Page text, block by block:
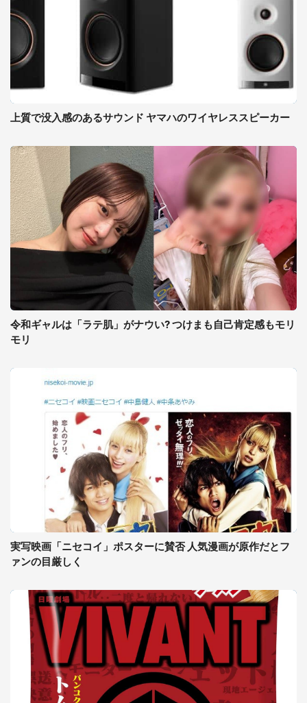
上質で没入感のあるサウンド ヤマハのワイヤレススピーカー
令和ギャルは「ラテ肌」がナウい? つけまも自己肯定感もモリ
モリ
実写映画「ニセコイ」ポスターに賛否 人気漫画が原作だとフ
ァンの目厳しく